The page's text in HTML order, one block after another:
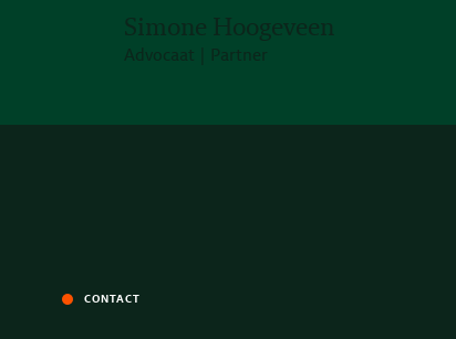
Simone Hoogeveen
Advocaat | Partner
CONTACT